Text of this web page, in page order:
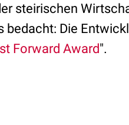
steirischen
bedacht: Die
Forward Award".